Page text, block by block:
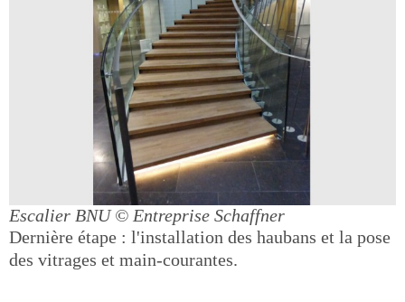
Escalier BNU © Entreprise Schaffner
Dernière étape : l'installation des haubans et la pose
des vitrages et main-courantes.